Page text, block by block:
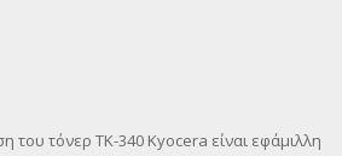
του τόνερ TK-340 Kyocera είναι εφάμιλλη